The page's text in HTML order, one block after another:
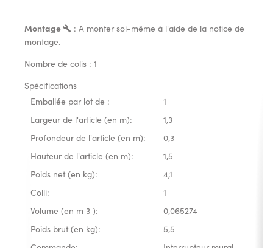
Montage
: A monter soi-même à l'aide de la notice de
montage.
Nombre de colis : 1
Spécifications
Emballée par lot de :
1
Largeur de l'article (en m):
1,3
Profondeur de l'article (en m):
0,3
Hauteur de l'article (en m):
1,5
Poids net (en kg):
4,1
Colli:
1
Volume (en m 3 ):
0,065274
Poids brut (en kg):
5,5